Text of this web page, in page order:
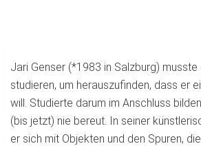
Jari Genser (*1983 in Salzburg)
studieren, um herauszufinden, dass er
will. Studierte darum im Anschluss
(bis jetzt) nie bereut. In seiner
er sich mit Objekten und den Spuren,